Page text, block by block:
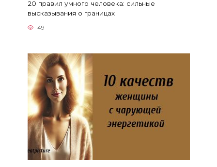
20 правил умного человека: сильные
высказывания о границах
49